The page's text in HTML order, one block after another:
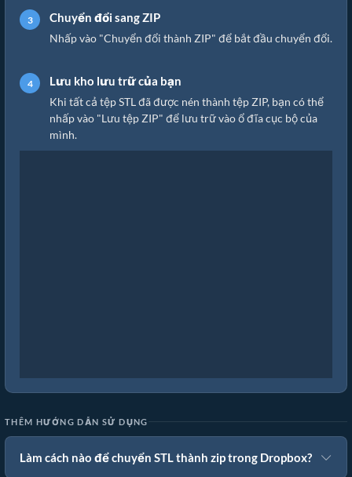
Chuyển đổi sang ZIP
Nhấp vào "Chuyển đổi thành ZIP" để bắt đầu chuyển đổi.
Lưu kho lưu trữ của bạn
Khi tất cả tệp STL đã được nén thành tệp ZIP, bạn có thể
nhấp vào "Lưu tệp ZIP" để lưu trữ vào ổ đĩa cục bộ của
mình.
THÊM HƯỚNG DẪN SỬ DỤNG
Làm cách nào để chuyển STL thành zip trong Dropbox?